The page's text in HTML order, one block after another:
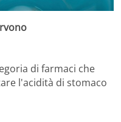
di farmaci che
l'acidità di stomaco